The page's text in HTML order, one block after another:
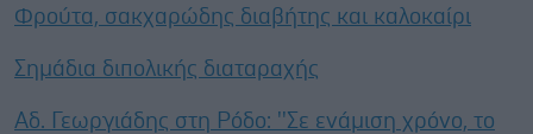
Φρούτα, σακχαρώδης διαβήτης και καλοκαίρι
Σημάδια διπολικής διαταραχής
Αδ. Γεωργιάδης στη Ρόδο: ''Σε ενάμιση χρόνο, το